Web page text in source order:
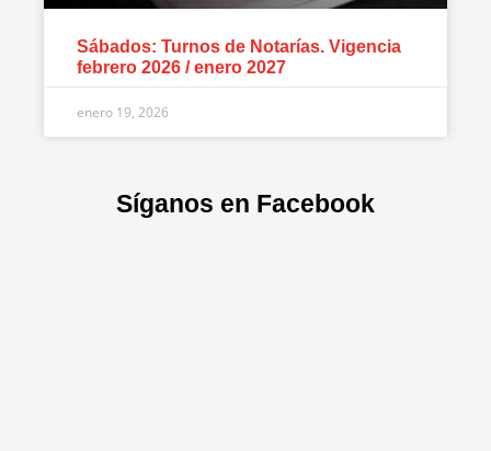
Sábados: Turnos de Notarías. Vigencia
febrero 2026 / enero 2027
enero 19, 2026
Síganos en Facebook